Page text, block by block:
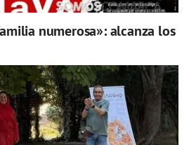
numerosa»: alcanza los